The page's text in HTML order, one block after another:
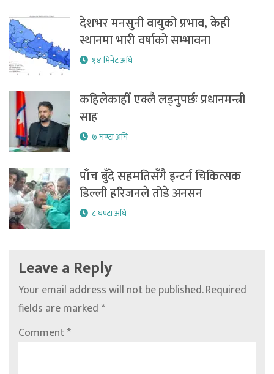
देशभर मनसुनी वायुको प्रभाव, केही
स्थानमा भारी वर्षाको सम्भावना
१४ मिनेट अघि
कहिलेकाहीँ एक्लै लड्नुपर्छः प्रधानमन्त्री
साह
७ घण्टा अघि
पाँच बुँदे सहमतिसँगै इन्टर्न चिकित्सक
डिल्ली हरिजनले तोडे अनसन
८ घण्टा अघि
Leave a Reply
Your email address will not be published.Required
fields are marked*
Comment*